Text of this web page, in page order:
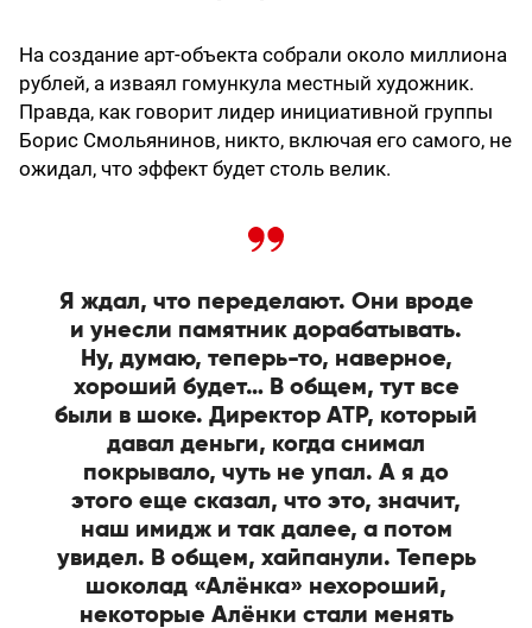
На создание арт-объекта собрали около миллиона
рублей, а изваял гомункула местный художник.
Правда, как говорит лидер инициативной группы
Борис Смольянинов, никто, включая его самого, не
ожидал, что эффект будет столь велик.
Я ждал, что переделают. Они вроде
и унесли памятник дорабатывать.
Ну, думаю, теперь-то, наверное,
хороший будет… В общем, тут все
были в шоке. Директор АТР, который
давал деньги, когда снимал
покрывало, чуть не упал. А я до
этого еще сказал, что это, значит,
наш имидж и так далее, а потом
увидел. В общем, хайпанули. Теперь
шоколад «Алёнка» нехороший,
некоторые Алёнки стали менять